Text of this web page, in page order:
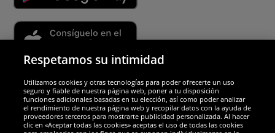
Socios y seguridad
Galardones
Respetamos su intimidad
Utilizamos cookies y otras tecnologías para poder ofrecerte un uso
seguro y fiable de nuestra página web, poner a tu disposición
funciones adicionales basadas en tu elección, así como poder analizar
el rendimiento de nuestra página web y recopilar datos con la ayuda de
proveedores terceros para mostrarte publicidad personalizada. Al hacer
clic en «Aceptar todas las cookies» aceptas el uso de todas las cookies